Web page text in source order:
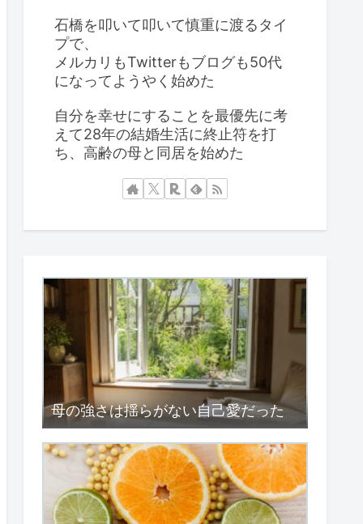
石橋を叩いて叩いて慎重に渡るタイ
プで、
メルカリもTwitterもブログも50代
になってようやく始めた
自分を幸せにすることを最優先に考
えて28年の結婚生活に終止符を打
ち、高齢の母と同居を始めた
母の強さは揺らがない自己愛だった